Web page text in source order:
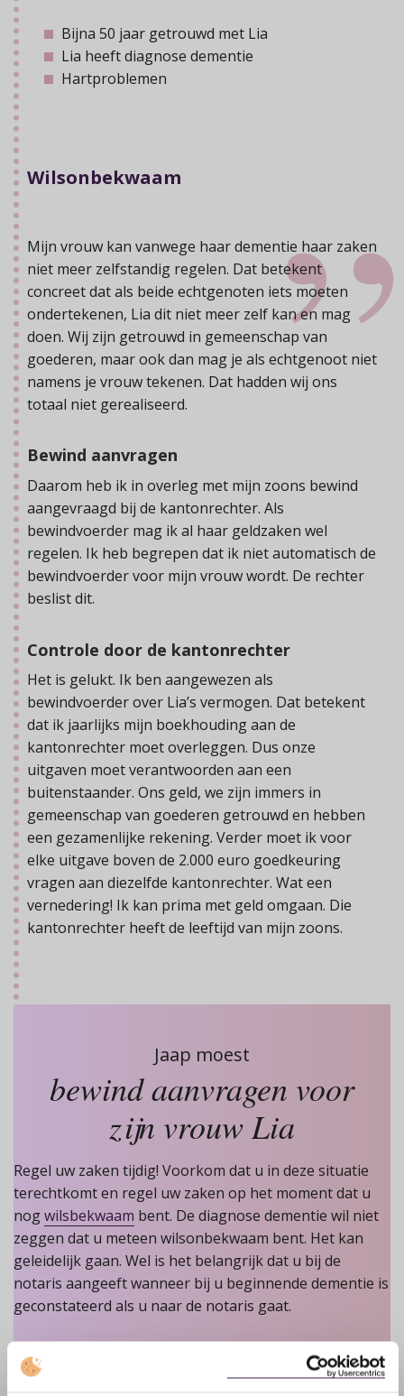
Bijna 50 jaar getrouwd met Lia
Lia heeft diagnose dementie
Hartproblemen
Wilsonbekwaam
Mijn vrouw kan vanwege haar dementie haar zaken
niet meer zelfstandig regelen. Dat betekent
concreet dat als beide echtgenoten iets moeten
ondertekenen, Lia dit niet meer zelf kan en mag
doen. Wij zijn getrouwd in gemeenschap van
goederen, maar ook dan mag je als echtgenoot niet
namens je vrouw tekenen. Dat hadden wij ons
totaal niet gerealiseerd.
Bewind aanvragen
Daarom heb ik in overleg met mijn zoons bewind
aangevraagd bij de kantonrechter. Als
bewindvoerder mag ik al haar geldzaken wel
regelen. Ik heb begrepen dat ik niet automatisch de
bewindvoerder voor mijn vrouw wordt. De rechter
beslist dit.
Controle door de kantonrechter
Het is gelukt. Ik ben aangewezen als
bewindvoerder over Lia’s vermogen. Dat betekent
dat ik jaarlijks mijn boekhouding aan de
kantonrechter moet overleggen. Dus onze
uitgaven moet verantwoorden aan een
buitenstaander. Ons geld, we zijn immers in
gemeenschap van goederen getrouwd en hebben
een gezamenlijke rekening. Verder moet ik voor
elke uitgave boven de 2.000 euro goedkeuring
vragen aan diezelfde kantonrechter. Wat een
vernedering! Ik kan prima met geld omgaan. Die
kantonrechter heeft de leeftijd van mijn zoons.
Jaap moest
bewind aanvragen voor
zijn vrouw Lia
Regel uw zaken tijdig! Voorkom dat u in deze situatie
terechtkomt en regel uw zaken op het moment dat u
nogwilsbekwaam bent. De diagnose dementie wil niet
zeggen dat u meteen wilsonbekwaam bent. Het kan
geleidelijk gaan. Wel is het belangrijk dat u bij de
notaris aangeeft wanneer bij u beginnende dementie is
geconstateerd als u naar de notaris gaat.